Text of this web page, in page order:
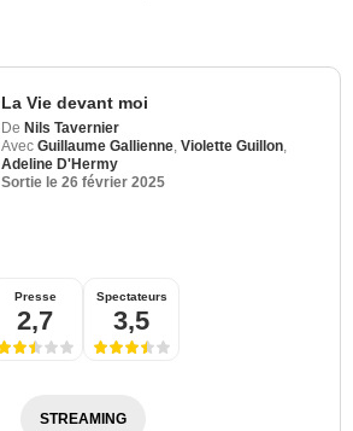
La Vie devant moi
De Nils Tavernier
Avec Guillaume Gallienne Violette Guillon
Adeline D'Hermy
Sortie le 26 février 2025
Presse
2,7
Spectateurs
3,5
STREAMING